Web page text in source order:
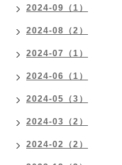
2024-09（1）
2024-08（2）
2024-07（1）
2024-06（1）
2024-05（3）
2024-03（2）
2024-02（2）